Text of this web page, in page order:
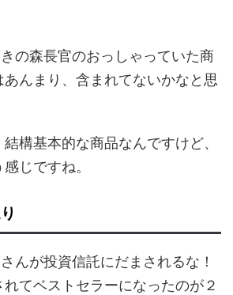
の森長官のおっしゃっていた商
んまり、含まれてないかなと思
構基本的な商品なんですけど、
じですね。
んが投資信託にだまされるな！
てベストセラーになったのが２